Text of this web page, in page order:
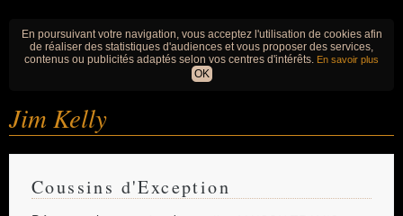
En poursuivant votre navigation, vous acceptez l'utilisation de cookies afin
de réaliser des statistiques d'audiences et vous proposer des services,
contenus ou publicités adaptés selon vos centres d'intérêts. En savoir plus
OK
Jim Kelly
Coussins d'Exception